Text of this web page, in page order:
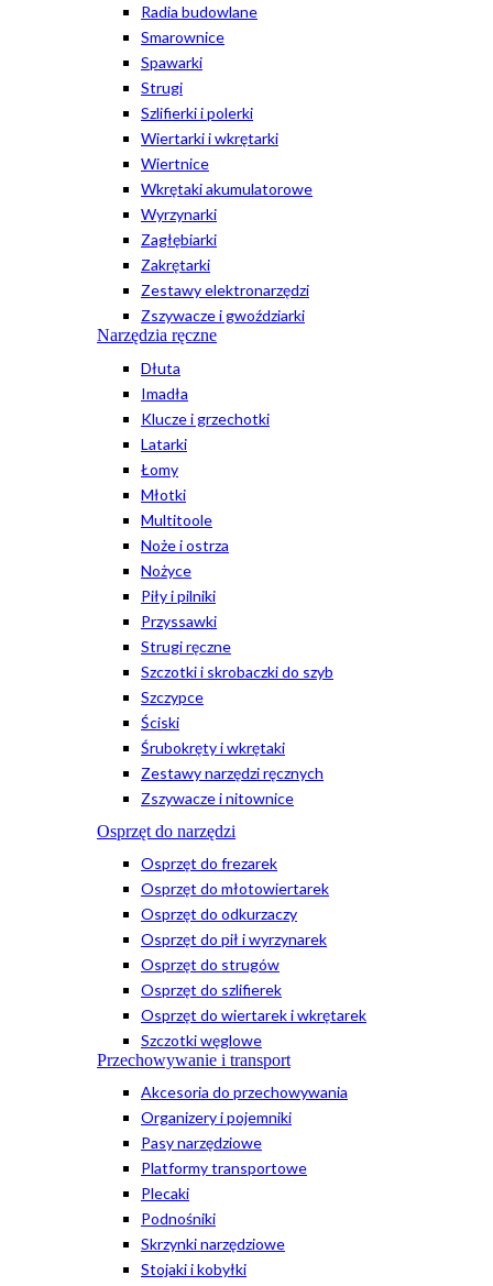
Radia budowlane
Smarownice
Spawarki
Strugi
Szlifierki i polerki
Wiertarki i wkrętarki
Wiertnice
Wkrętaki akumulatorowe
Wyrzynarki
Zagłębiarki
Zakrętarki
Zestawy elektronarzędzi
Zszywacze i gwoździarki
Narzędzia ręczne
Dłuta
Imadła
Klucze i grzechotki
Latarki
Łomy
Młotki
Multitoole
Noże i ostrza
Nożyce
Piły i pilniki
Przyssawki
Strugi ręczne
Szczotki i skrobaczki do szyb
Szczypce
Ściski
Śrubokręty i wkrętaki
Zestawy narzędzi ręcznych
Zszywacze i nitownice
Osprzęt do narzędzi
Osprzęt do frezarek
Osprzęt do młotowiertarek
Osprzęt do odkurzaczy
Osprzęt do pił i wyrzynarek
Osprzęt do strugów
Osprzęt do szlifierek
Osprzęt do wiertarek i wkrętarek
Szczotki węglowe
Przechowywanie i transport
Akcesoria do przechowywania
Organizery i pojemniki
Pasy narzędziowe
Platformy transportowe
Plecaki
Podnośniki
Skrzynki narzędziowe
Stojaki i kobyłki